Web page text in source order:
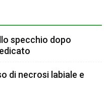
specchio dopo
di necrosi labiale e